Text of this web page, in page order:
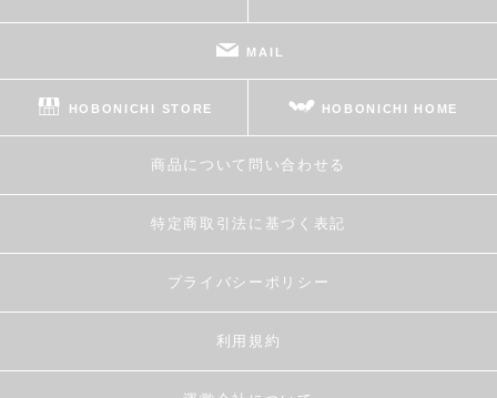
MAIL
HOBONICHI STORE HOBONICHI HOME
商品について問い合わせる
特定商取引法に基づく表記
プライバシーポリシー
利用規約